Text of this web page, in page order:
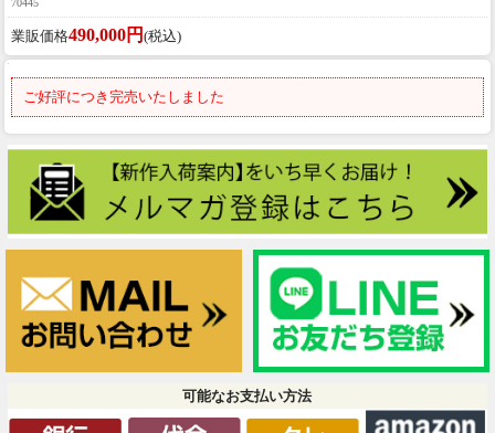
業販価格490,000円 (税込)
ご好評につき完売いたしました
可能なお支払い方法